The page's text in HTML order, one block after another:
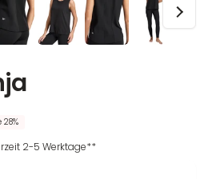
28%
2-5 Werktage**